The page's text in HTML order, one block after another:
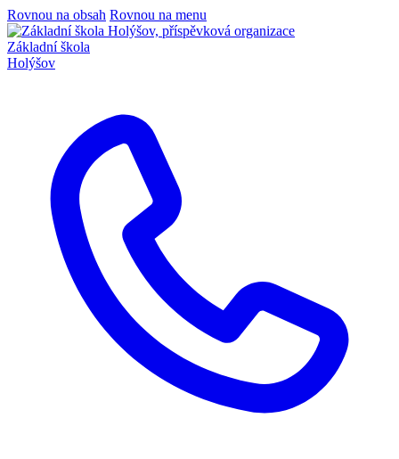
Rovnou na obsah Rovnou na menu
Základní škola
Holýšov